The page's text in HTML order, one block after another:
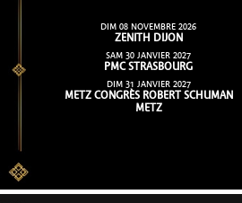
DIM 08 NOVEMBRE 2026
ZENITH DIJON
SAM 30 JANVIER 2027
PMC STRASBOURG
DIM 31 JANVIER 2027
METZ CONGRÈS ROBERT SCHUMAN
METZ